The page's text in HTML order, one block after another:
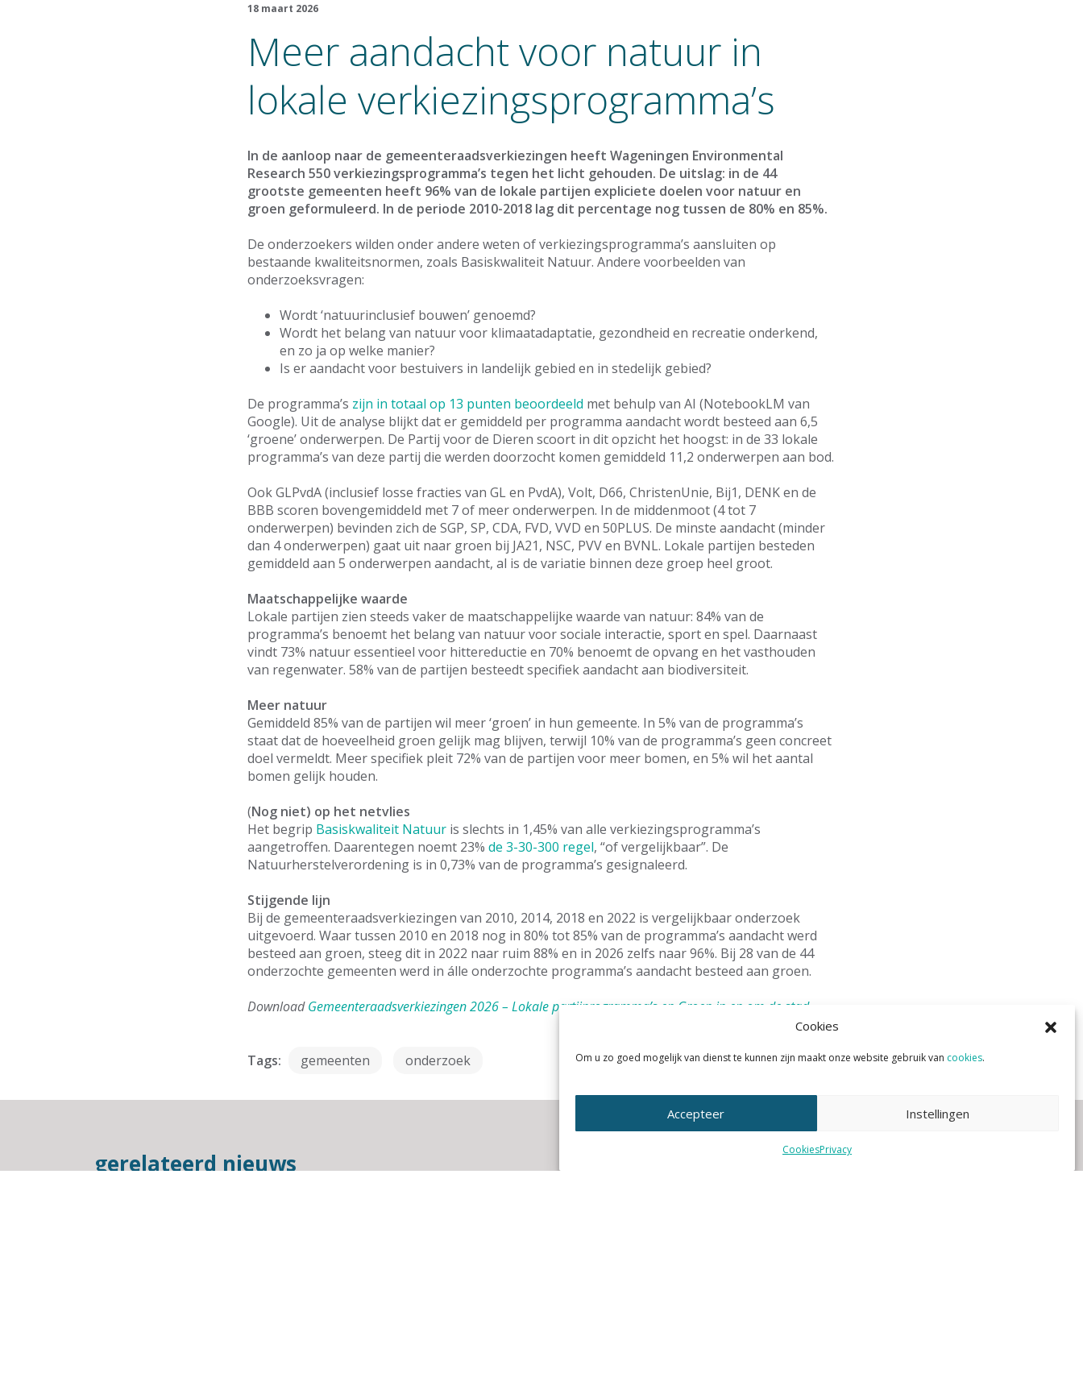
Cookies
Om u zo goed mogelijk van dienst te kunnen zijn maakt onze website gebruik van cookies.
Accepteer Instellingen
CookiesPrivacy
18 maart 2026
Meer aandacht voor natuur in
lokale verkiezingsprogramma’s
In de aanloop naar de gemeenteraadsverkiezingen heeft Wageningen Environmental
Research 550 verkiezingsprogramma’s tegen het licht gehouden. De uitslag: in de 44
grootste gemeenten heeft 96% van de lokale partijen expliciete doelen voor natuur en
groen geformuleerd. In de periode 2010-2018 lag dit percentage nog tussen de 80% en 85%.
De onderzoekers wilden onder andere weten of verkiezingsprogramma’s aansluiten op
bestaande kwaliteitsnormen, zoals Basiskwaliteit Natuur. Andere voorbeelden van
onderzoeksvragen:
Wordt ‘natuurinclusief bouwen’ genoemd?
Wordt het belang van natuur voor klimaatadaptatie, gezondheid en recreatie onderkend,
en zo ja op welke manier?
Is er aandacht voor bestuivers in landelijk gebied en in stedelijk gebied?
De programma’s zijn in totaal op 13 punten beoordeeld met behulp van AI (NotebookLM van
Google). Uit de analyse blijkt dat er gemiddeld per programma aandacht wordt besteed aan 6,5
‘groene’ onderwerpen. De Partij voor de Dieren scoort in dit opzicht het hoogst: in de 33 lokale
programma’s van deze partij die werden doorzocht komen gemiddeld 11,2 onderwerpen aan bod.
Ook GLPvdA (inclusief losse fracties van GL en PvdA), Volt, D66, ChristenUnie, Bij1, DENK en de
BBB scoren bovengemiddeld met 7 of meer onderwerpen. In de middenmoot (4 tot 7
onderwerpen) bevinden zich de SGP, SP, CDA, FVD, VVD en 50PLUS. De minste aandacht (minder
dan 4 onderwerpen) gaat uit naar groen bij JA21, NSC, PVV en BVNL. Lokale partijen besteden
gemiddeld aan 5 onderwerpen aandacht, al is de variatie binnen deze groep heel groot.
Maatschappelijke waarde
Lokale partijen zien steeds vaker de maatschappelijke waarde van natuur: 84% van de
programma’s benoemt het belang van natuur voor sociale interactie, sport en spel. Daarnaast
vindt 73% natuur essentieel voor hittereductie en 70% benoemt de opvang en het vasthouden
van regenwater. 58% van de partijen besteedt specifiek aandacht aan biodiversiteit.
Meer natuur
Gemiddeld 85% van de partijen wil meer ‘groen’ in hun gemeente. In 5% van de programma’s
staat dat de hoeveelheid groen gelijk mag blijven, terwijl 10% van de programma’s geen concreet
doel vermeldt. Meer specifiek pleit 72% van de partijen voor meer bomen, en 5% wil het aantal
bomen gelijk houden.
(Nog niet) op het netvlies
Het begrip Basiskwaliteit Natuur is slechts in 1,45% van alle verkiezingsprogramma’s
aangetroffen. Daarentegen noemt 23% de 3-30-300 regel, “of vergelijkbaar”. De
Natuurherstelverordening is in 0,73% van de programma’s gesignaleerd.
Stijgende lijn
Bij de gemeenteraadsverkiezingen van 2010, 2014, 2018 en 2022 is vergelijkbaar onderzoek
uitgevoerd. Waar tussen 2010 en 2018 nog in 80% tot 85% van de programma’s aandacht werd
besteed aan groen, steeg dit in 2022 naar ruim 88% en in 2026 zelfs naar 96%. Bij 28 van de 44
onderzochte gemeenten werd in álle onderzochte programma’s aandacht besteed aan groen.
DownloadGemeenteraadsverkiezingen 2026 – Lokale partijprogramma’s en Groen in en om de stad
Tags: gemeenten onderzoek
gerelateerd nieuws